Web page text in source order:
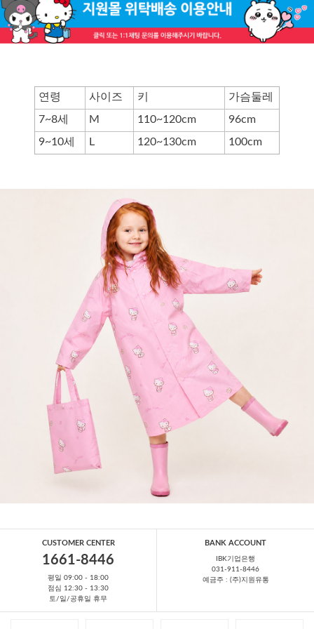
연령 사이즈 키
가슴둘레
7~8세
M 110~120cm
96cm
9~10세
L 120~130cm 100cm
CUSTOMER CENTER
1661-8446
평일 09:00 - 18:00
점심 12:30 - 13:30
토/일/공휴일 휴무
BANK ACCOUNT
IBK기업은행
031-911-8446
예금주 : (주)지원유통